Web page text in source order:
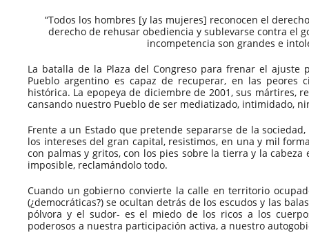
“Todos los hombres [y las mujeres] reconocen el
derecho de rehusar obediencia y sublevarse contra el
incompetencia son grandes e
La batalla de la Plaza del Congreso para frenar el ajuste
Pueblo argentino es capaz de recuperar, en las peores
histórica. La epopeya de diciembre de 2001, sus mártires,
cansando nuestro Pueblo de ser mediatizado, intimidado,
Frente a un Estado que pretende separarse de la
los intereses del gran capital, resistimos, en una y mil
con palmas y gritos, con los pies sobre la tierra y la
imposible, reclamándolo todo.
Cuando un gobierno convierte la calle en territorio
(¿democráticas?) se ocultan detrás de los escudos y las
pólvora y el sudor- es el miedo de los ricos a los
poderosos a nuestra participación activa, a nuestro